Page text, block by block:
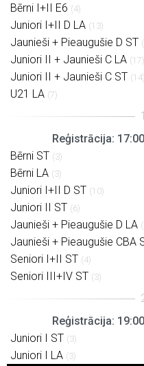
Bērni I+II E6 (4)
Juniori I+II D LA (13)
Jaunieši + Pieaugušie D ST
Juniori II + Jaunieši C LA (17)
Juniori II + Jaunieši C ST (14)
U21 LA (7)
Reģistrācija:
Bērni ST (3)
Bērni LA (3)
Juniori I+II D ST (10)
Juniori II ST (6)
Jaunieši + Pieaugušie D LA
Jaunieši + Pieaugušie CBA
Seniori I+II ST (4)
Seniori III+IV ST (3)
Reģistrācija:
Juniori I ST (3)
Juniori I LA (3)